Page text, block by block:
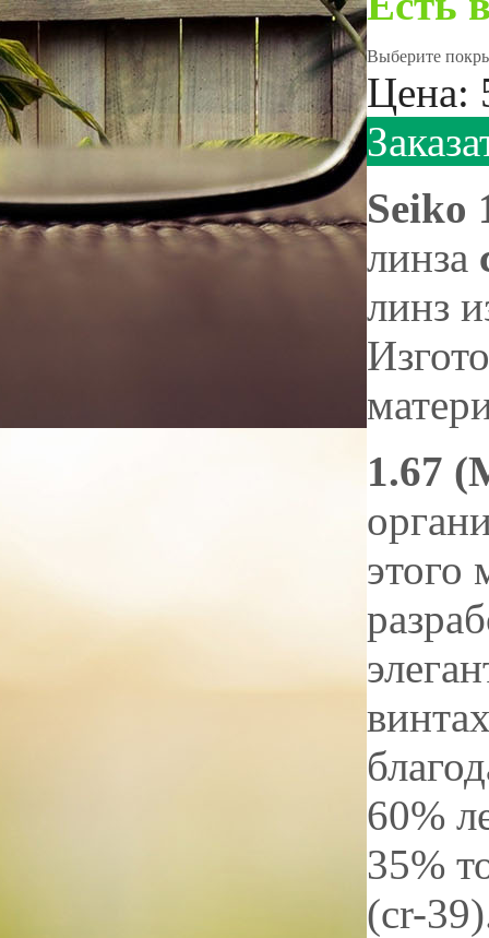
Выберите
Цена:
Seiko
линза
линз
1.67
этого
60%
35%
(cr-